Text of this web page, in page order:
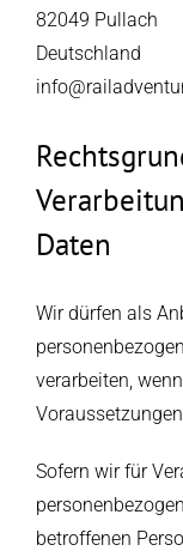
82049 Pullach
Deutschland
Daten
Wir dürfen als
verarbeiten,
Sofern wir für
betroffenen